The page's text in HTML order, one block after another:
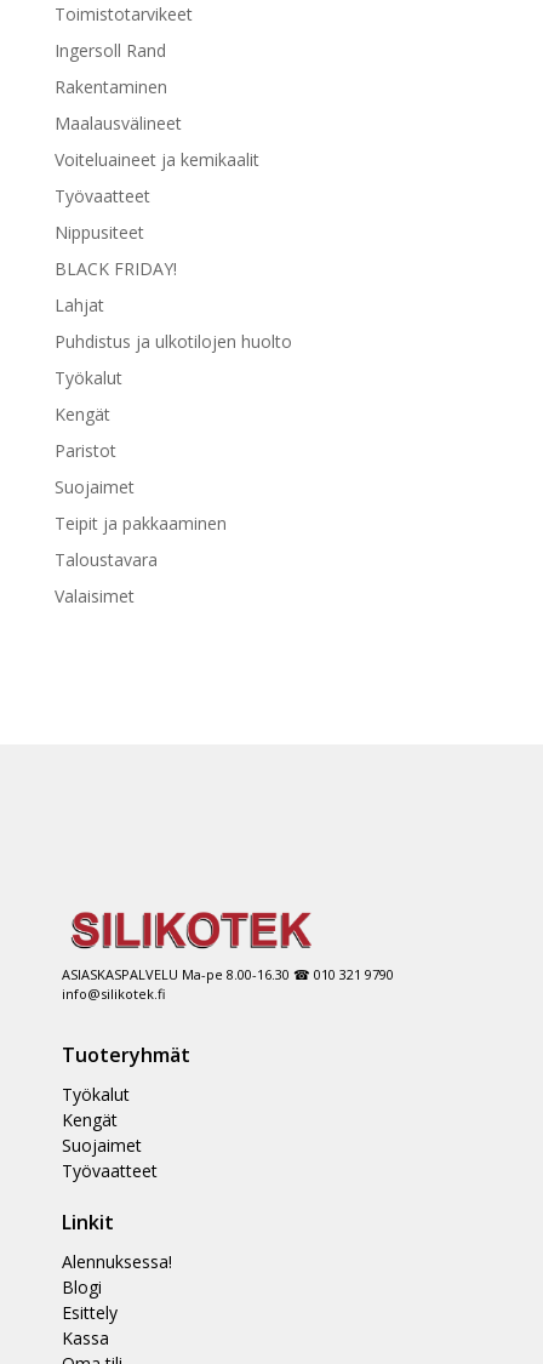
Toimistotarvikeet
Ingersoll Rand
Rakentaminen
Maalausvälineet
Voiteluaineet ja kemikaalit
Työvaatteet
Nippusiteet
BLACK FRIDAY!
Lahjat
Puhdistus ja ulkotilojen huolto
Työkalut
Kengät
Paristot
Suojaimet
Teipit ja pakkaaminen
Taloustavara
Valaisimet
ASIASKASPALVELU Ma-pe 8.00-16.30 ☎ 010 321 9790
info@silikotek.fi
Tuoteryhmät
Työkalut
Kengät
Suojaimet
Työvaatteet
Linkit
Alennuksessa!
Blogi
Esittely
Kassa